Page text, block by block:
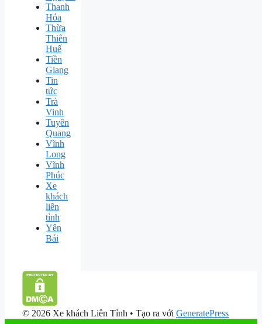
Thanh
Hóa
Thừa
Thiên
Huế
Tiền
Giang
Tin
tức
Trà
Vinh
Tuyên
Quang
Vĩnh
Long
Vĩnh
Phúc
Xe
khách
liên
tỉnh
Yên
Bái
© 2026 Xe khách Liên Tỉnh • Tạo ra với GeneratePress